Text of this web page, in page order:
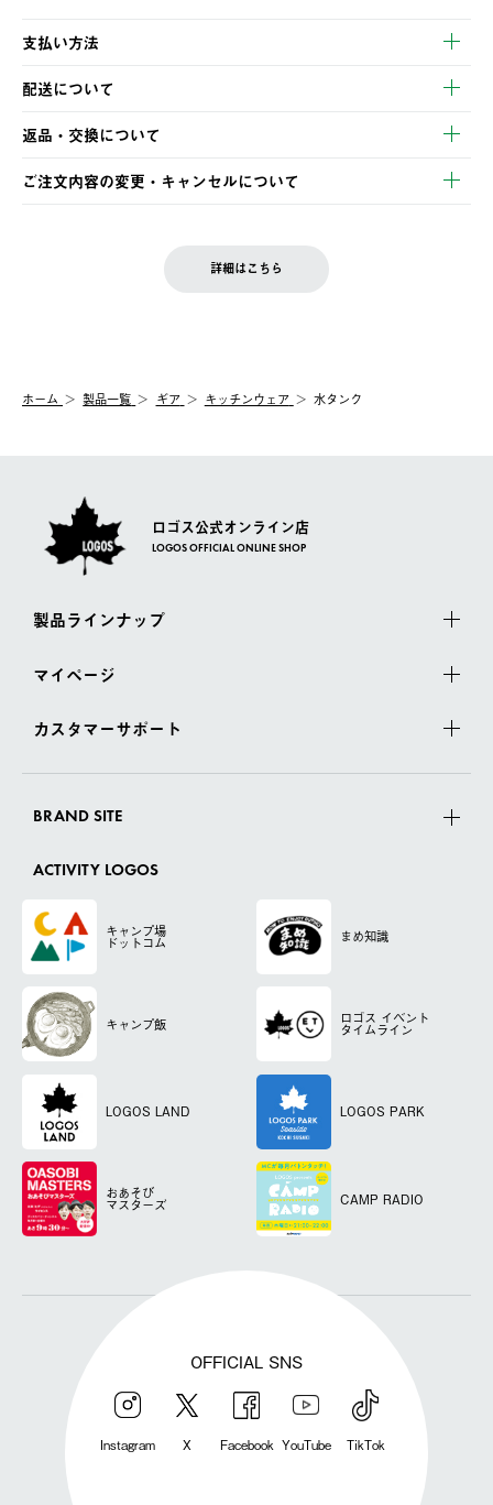
支払い方法
以下のいずれかの方法でお支払いいただけます。
・クレジットカード決済
・コンビニ決済
・Pay-easy決済
配送について
【発送スケジュール】
ご注文・ご入金完了より2営業日以内に商品を発送いたします。
土日祝の発送はございませんので、木曜日以降のご注文は週明け
の発送となる場合がございます。
【配送業者】
佐川急便にて配送されます。
返品・交換について
※お客様都合の場合
お客様都合の返品にかかる送料は、お客様ご負担とさせていただ
一度お手元の商品を返品いただき、ご希望商品を再注文してくだ
ご注文内容の変更・キャンセルについて
LOGOS FAMILY会員の方は、会員マイページ内 購入履歴画面に
詳細はこちら
ホーム 製品一覧 ギア キッチンウェア 水タンク
ロゴス公式オンライン店
LOGOS OFFICIAL ONLINE SHOP
製品ラインナップ
マイページ
カスタマーサポート
BRAND SITE
ACTIVITY LOGOS
キャンプ場
ドットコム まめ知識
キャンプ飯 ロゴス イベント
タイムライン
LOGOS LAND LOGOS PARK
おあそび
マスターズ CAMP RADIO
OFFICIAL SNS
Instagram X Facebook YouTube TikTok